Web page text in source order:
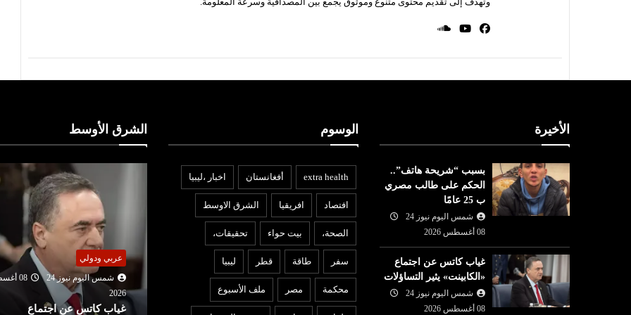
الأخيرة
بسبب “شريحة هاتف”..
الحكم على طالب مصري
ب 25 عامًا
شمس اليوم نيوز 24
08 أغسطس 2026
غياب كاتس عن اجتماع
«الكابينت» يثير التساؤلات
شمس اليوم نيوز 24
08 أغسطس 2026
الوسوم
extra health أفغانستان اخبار ،ليبيا
افتصاد افريقيا الشرق الاوسط
الصحة، بيت حواء تحقيقات،
سفر طاقة قطر ليبيا
محكمة مصر ملف الأسبوع
الشرق الأوسط
الوافدين من
شمس اليوم نيوز 24
07 أغسطس
2026
واشنطن تفرض عقوبات على
منصات للتداول تمول الحرس
عربي ودولي
شمس اليوم نيوز 24
08 أغسطس
غياب كاتس عن اجتماع
عربي ودولي
شمس اليوم نيوز 24
08
2026
بين إيران وسلطنة عمان..